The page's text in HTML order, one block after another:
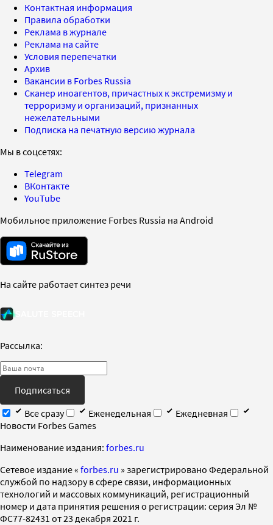
Контактная информация
Правила обработки
Реклама в журнале
Реклама на сайте
Условия перепечатки
Архив
Вакансии в Forbes Russia
Сканер иноагентов, причастных к экстремизму и
терроризму и организаций, признанных
нежелательными
Подписка на печатную версию журнала
Мы в соцсетях:
Telegram
ВКонтакте
YouTube
Мобильное приложение Forbes Russia на Android
На сайте работает синтез речи
Рассылка:
Подписаться
Все сразу
Еженедельная
Ежедневная
Новости Forbes Games
Наименование издания: forbes.ru
Cетевое издание « forbes.ru » зарегистрировано Федеральной
службой по надзору в сфере связи, информационных
технологий и массовых коммуникаций, регистрационный
номер и дата принятия решения о регистрации: серия Эл №
ФС77-82431 от 23 декабря 2021 г.